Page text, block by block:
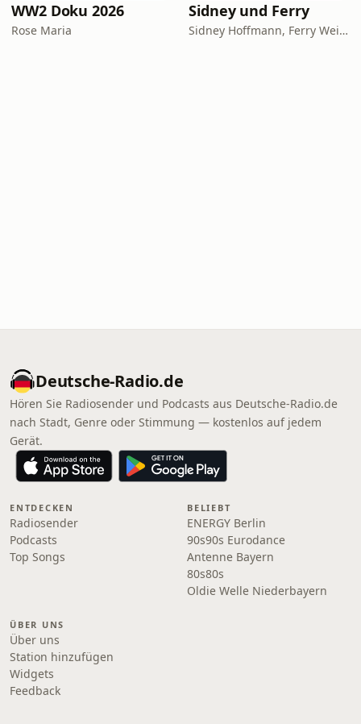
WW2 Doku 2026
Rose Maria
Sidney und Ferry
Sidney Hoffmann, Ferry Weiss
Deutsche-Radio.de
Hören Sie Radiosender und Podcasts aus Deutsche-Radio.de
nach Stadt, Genre oder Stimmung — kostenlos auf jedem
Gerät.
ENTDECKEN
Radiosender
Podcasts
Top Songs
BELIEBT
ENERGY Berlin
90s90s Eurodance
Antenne Bayern
80s80s
Oldie Welle Niederbayern
ÜBER UNS
Über uns
Station hinzufügen
Widgets
Feedback